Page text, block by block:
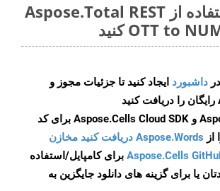
شروع به استفاده از Aspose.Total REST
داشبورد ایجاد کنید تا جزئیات مجوز و
Aspose.Words و Aspose.Cells Cloud SDK برای کد
Aspose.Words دریافت کنید مخازن
Aspose.Cells برای کامپایل/استفاده